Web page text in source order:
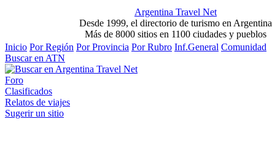
Argentina Travel Net
Desde 1999, el directorio de turismo en Argentina
Más de 8000 sitios en 1100 ciudades y pueblos
Inicio Por Región Por Provincia Por Rubro Inf.General Comunidad
Buscar en ATN
Foro
Clasificados
Relatos de viajes
Sugerir un sitio